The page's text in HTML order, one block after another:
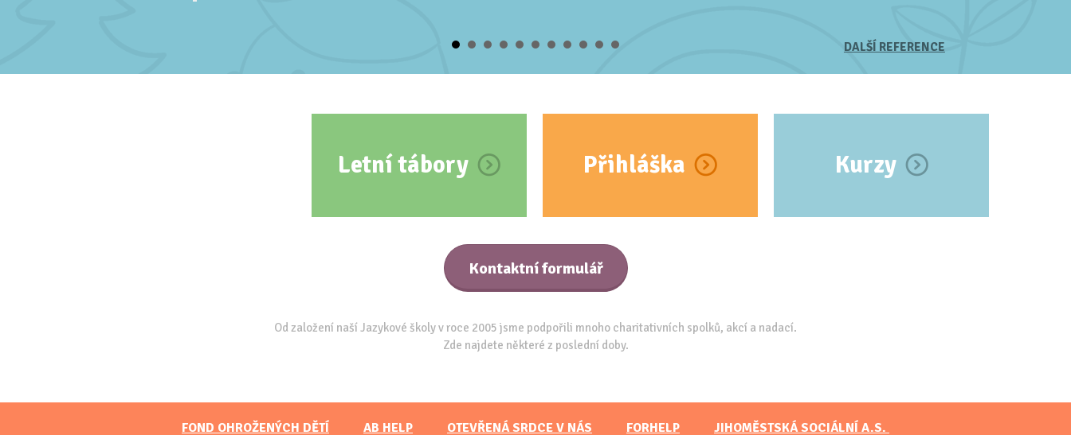
DALŠÍ REFERENCE
Letní tábory Přihláška Kurzy
Kontaktní formulář
Od založení naší Jazykové školy v roce 2005 jsme podpořili mnoho charitativních spolků, akcí a nadací.
Zde najdete některé z poslední doby.
FOND OHROŽENÝCH DĚTÍ AB HELP OTEVŘENÁ SRDCE V NÁS FORHELP JIHOMĚSTSKÁ SOCIÁLNÍ A.S.